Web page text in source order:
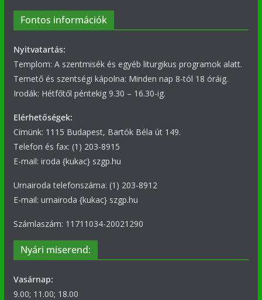
Fontos információk
Nyitvatartás:
Templom: A szentmisék és egyéb liturgikus programok alatt.
Temető és szentségi kápolna: Minden nap 8-tól 18 óráig.
Irodák: Hétfőtől péntekig 9.30 – 16.30-ig.
Elérhetőségek:
Címünk: 1115 Budapest, Bartók Béla út 149.
Telefon és fax: (1) 203-8915
E-mail: iroda {kukac} szgp.hu
Urnairoda telefonszáma: (1) 203-8912
E-mail: urnairoda {kukac} szgp.hu
Számlaszám: 11711034-20021290
Nyári miserend:
Vasárnap:
9.00; 11.00; 18.00